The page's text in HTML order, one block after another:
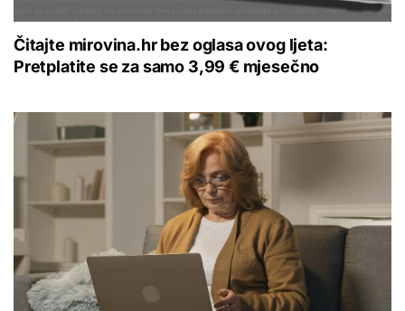
Čitajte mirovina.hr bez oglasa ovog ljeta:
Pretplatite se za samo 3,99 € mjesečno